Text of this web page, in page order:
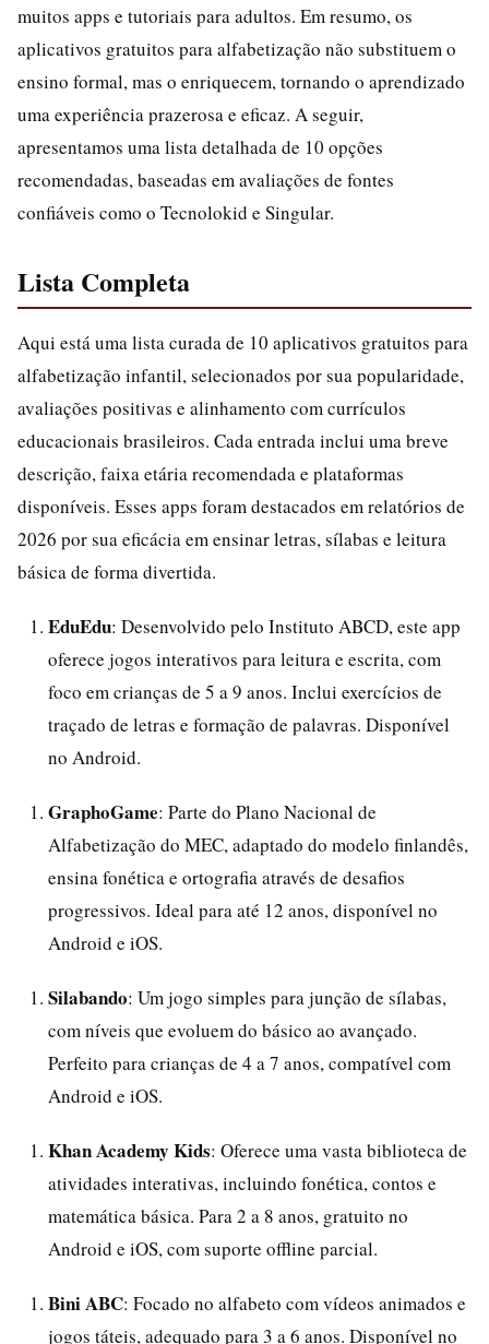
muitos apps e tutoriais para adultos. Em resumo, os
aplicativos gratuitos para alfabetização não substituem o
ensino formal, mas o enriquecem, tornando o aprendizado
uma experiência prazerosa e eficaz. A seguir,
apresentamos uma lista detalhada de 10 opções
recomendadas, baseadas em avaliações de fontes
confiáveis como o Tecnolokid e Singular.
Lista Completa
Aqui está uma lista curada de 10 aplicativos gratuitos para
alfabetização infantil, selecionados por sua popularidade,
avaliações positivas e alinhamento com currículos
educacionais brasileiros. Cada entrada inclui uma breve
descrição, faixa etária recomendada e plataformas
disponíveis. Esses apps foram destacados em relatórios de
2026 por sua eficácia em ensinar letras, sílabas e leitura
básica de forma divertida.
EduEdu: Desenvolvido pelo Instituto ABCD, este app
oferece jogos interativos para leitura e escrita, com
foco em crianças de 5 a 9 anos. Inclui exercícios de
traçado de letras e formação de palavras. Disponível
no Android.
GraphoGame: Parte do Plano Nacional de
Alfabetização do MEC, adaptado do modelo finlandês,
ensina fonética e ortografia através de desafios
progressivos. Ideal para até 12 anos, disponível no
Android e iOS.
Silabando: Um jogo simples para junção de sílabas,
com níveis que evoluem do básico ao avançado.
Perfeito para crianças de 4 a 7 anos, compatível com
Android e iOS.
Khan Academy Kids: Oferece uma vasta biblioteca de
atividades interativas, incluindo fonética, contos e
matemática básica. Para 2 a 8 anos, gratuito no
Android e iOS, com suporte offline parcial.
Bini ABC: Focado no alfabeto com vídeos animados e
jogos táteis, adequado para 3 a 6 anos. Disponível no